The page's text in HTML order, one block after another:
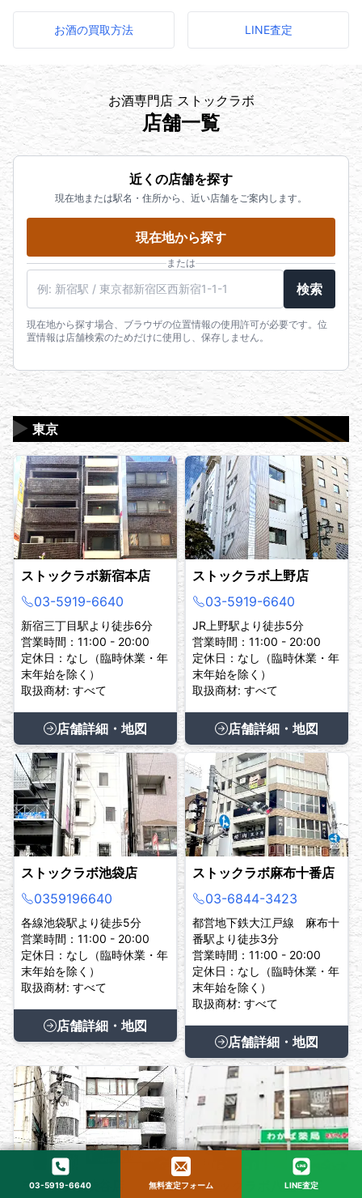
お酒の買取方法 LINE査定
お酒専門店 ストックラボ
店舗一覧
近くの店舗を探す
現在地または駅名・住所から、近い店舗をご案内します。
現在地から探す
または
検索
現在地から探す場合、ブラウザの位置情報の使用許可が必要です。位
置情報は店舗検索のためだけに使用し、保存しません。
東京
▶
ストックラボ新宿本店
03-5919-6640
新宿三丁目駅より徒歩6分
営業時間：11:00 - 20:00
定休日：なし（臨時休業・年
末年始を除く）
取扱商材: すべて
店舗詳細・地図
ストックラボ上野店
03-5919-6640
JR上野駅より徒歩5分
営業時間：11:00 - 20:00
定休日：なし（臨時休業・年
末年始を除く）
取扱商材: すべて
店舗詳細・地図
ストックラボ池袋店
0359196640
各線池袋駅より徒歩5分
営業時間：11:00 - 20:00
定休日：なし（臨時休業・年
末年始を除く）
取扱商材: すべて
店舗詳細・地図
ストックラボ麻布十番店
03-6844-3423
都営地下鉄大江戸線 麻布十
番駅より徒歩3分
営業時間：11:00 - 20:00
定休日：なし（臨時休業・年
末年始を除く）
取扱商材: すべて
店舗詳細・地図
ラストラボ渋谷店 ストックラボ八王子店
03-5919-6640 無料査定フォーム LINE査定